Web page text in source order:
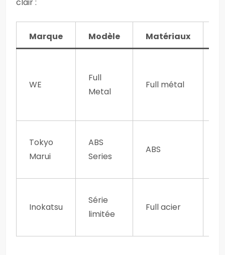
Marque Modèle Matériaux
WE
Full
Metal
Full métal
Tokyo
Marui
ABS
Series
ABS
Inokatsu
Série
limitée
Full acier